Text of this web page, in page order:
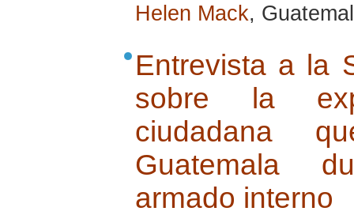
Helen Mack,
Entrevista a la
sobre la
ciudadana
Guatemala
armado interno